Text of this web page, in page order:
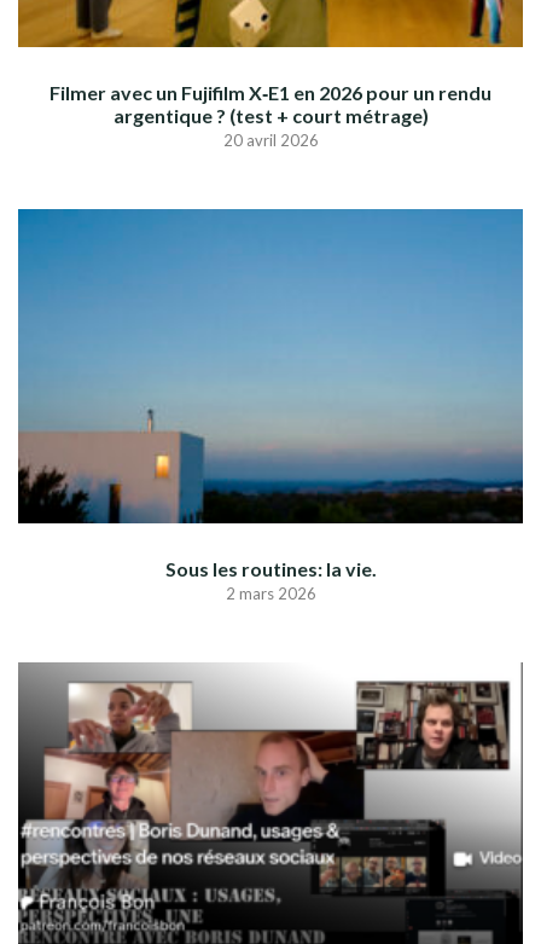
Filmer avec un Fujifilm X‑E1 en 2026 pour un rendu
argentique ? (test + court métrage)
20 avril 2026
Sous les routines: la vie.
2 mars 2026